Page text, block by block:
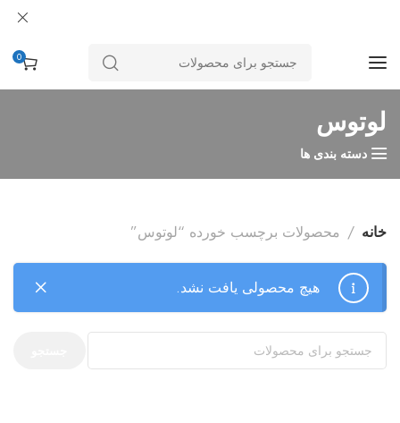
0
لوتوس
دسته بندی ها
خانه محصولات برچسب خورده “لوتوس”
هیچ محصولی یافت نشد.